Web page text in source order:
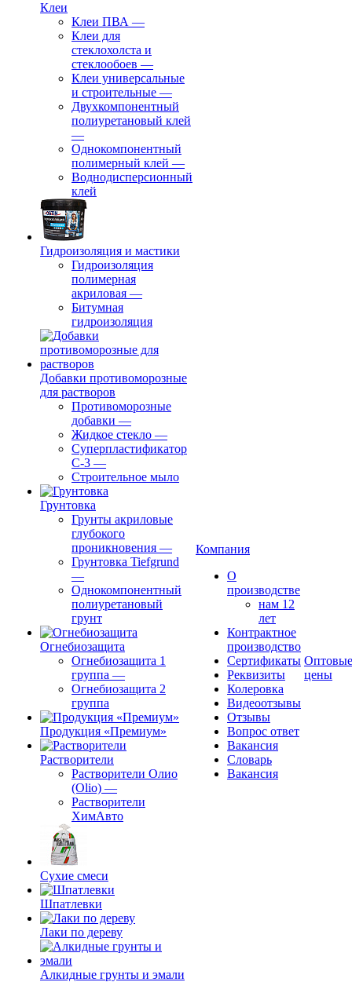
Клеи
Клеи ПВА —
Клеи для
стеклохолста и
стеклообоев —
Клеи универсальные
и строительные —
Двухкомпонентный
полиуретановый клей
—
Однокомпонентный
полимерный клей —
Воднодисперсионный
клей
Гидроизоляция и мастики
Гидроизоляция
полимерная
акриловая —
Битумная
гидроизоляция
Добавки противоморозные
для растворов
Противоморозные
добавки —
Жидкое стекло —
Суперпластификатор
С-3 —
Строительное мыло
Грунтовка
Грунты акриловые
глубокого
проникновения —
Грунтовка Tiefgrund
—
Однокомпонентный
полиуретановый
грунт
Огнебиозащита
Огнебиозащита 1
группа —
Огнебиозащита 2
группа
Продукция «Премиум»
Растворители
Растворители Олио
(Olio) —
Растворители
ХимАвто
Сухие смеси
Шпатлевки
Лаки по дереву
Алкидные грунты и эмали
Компания
О
производстве
нам 12
лет
Контрактное
производство
Сертификаты
Реквизиты
Колеровка
Видеоотзывы
Отзывы
Вопрос ответ
Вакансия
Словарь
Вакансия
Оптовые
цены